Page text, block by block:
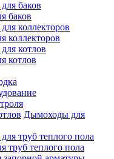
баков
коллекторов
котлов
Дымоходы для
труб теплого пола